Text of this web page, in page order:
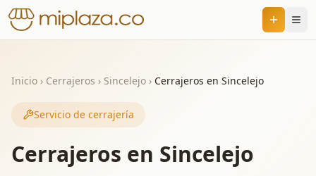
Inicio › Cerrajeros › Sincelejo › Cerrajeros en Sincelejo
Servicio de cerrajería
Cerrajeros en Sincelejo